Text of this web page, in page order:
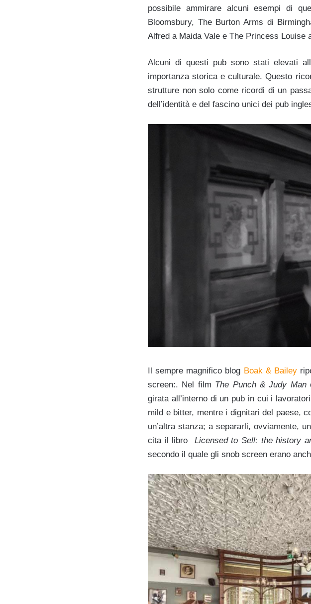
possibile ammirare alcuni esempi di
Bloomsbury, The Burton Arms di
Alfred a Maida Vale e The Princess Louise
Alcuni di questi pub sono stati elevati
importanza storica e culturale. Questo
strutture non solo come ricordi di un
dell’identità e del fascino unici dei pub
Il sempre magnifico blog Boak & Bailey
screen:. Nel film The Punch & Judy Man
girata all’interno di un pub in cui i
mild e bitter, mentre i dignitari del paese,
un’altra stanza; a separarli, ovviamente,
cita il libro Licensed to Sell: the history
secondo il quale gli snob screen erano